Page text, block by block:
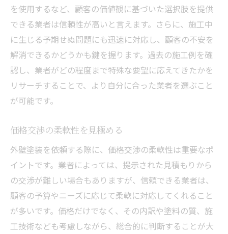
を使用するなど、顧客の価値観に基づいた選択肢を提供
できる業者は信頼性が高いと言えます。さらに、施工中
に生じる予期せぬ問題にも迅速に対応し、顧客の不安を
解消できるかどうかも鍵を握ります。過去の施工例を確
認し、業者がどの程度まで特殊な要望に応えてきたかを
リサーチすることで、より自分に合った業者を選ぶこと
が可能です。
価格交渉の柔軟性を見極める
外壁塗装を依頼する際に、価格交渉の柔軟性は重要なポ
イントです。業者によっては、提示された見積もりから
の交渉が難しい場合もありますが、信頼できる業者は、
顧客の予算やニーズに応じて柔軟に対応してくれること
が多いです。価格だけでなく、その内訳や塗料の質、施
工技術なども考慮しながら、総合的に判断することが大